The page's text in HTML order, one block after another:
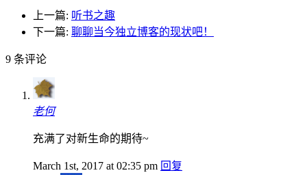
上一篇: 听书之趣
下一篇: 聊聊当今独立博客的现状吧！
9 条评论
老何
充满了对新生命的期待~
March 1st, 2017 at 02:35 pm 回复